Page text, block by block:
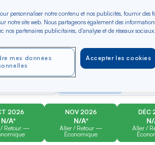
-
Rechercher
dans
la
liste
Type de trajet
2026
N/A*
Retour —
NOV 2026
N/A*
Aller / Retour —
Économique
DÉC
Aller /
personnaliser notre contenu et nos publicités, fournir des
notre site web. Nous partageons également des
nos partenaires publicitaires, d'analyse et de réseaux sociaux.
Accepter les cookies
mes données